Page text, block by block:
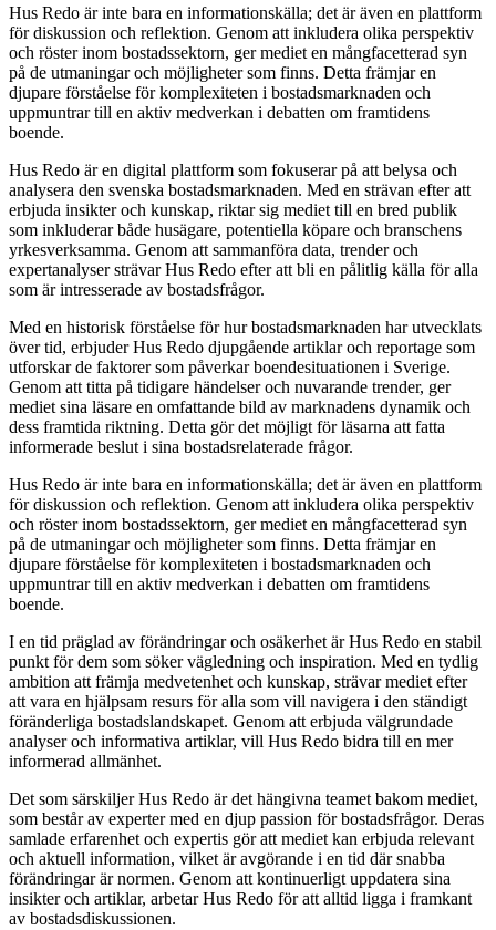
Hus Redo är inte bara en informationskälla; det är även en plattform
för diskussion och reflektion. Genom att inkludera olika perspektiv
och röster inom bostadssektorn, ger mediet en mångfacetterad syn
på de utmaningar och möjligheter som finns. Detta främjar en
djupare förståelse för komplexiteten i bostadsmarknaden och
uppmuntrar till en aktiv medverkan i debatten om framtidens
boende.
Hus Redo är en digital plattform som fokuserar på att belysa och
analysera den svenska bostadsmarknaden. Med en strävan efter att
erbjuda insikter och kunskap, riktar sig mediet till en bred publik
som inkluderar både husägare, potentiella köpare och branschens
yrkesverksamma. Genom att sammanföra data, trender och
expertanalyser strävar Hus Redo efter att bli en pålitlig källa för alla
som är intresserade av bostadsfrågor.
Med en historisk förståelse för hur bostadsmarknaden har utvecklats
över tid, erbjuder Hus Redo djupgående artiklar och reportage som
utforskar de faktorer som påverkar boendesituationen i Sverige.
Genom att titta på tidigare händelser och nuvarande trender, ger
mediet sina läsare en omfattande bild av marknadens dynamik och
dess framtida riktning. Detta gör det möjligt för läsarna att fatta
informerade beslut i sina bostadsrelaterade frågor.
Hus Redo är inte bara en informationskälla; det är även en plattform
för diskussion och reflektion. Genom att inkludera olika perspektiv
och röster inom bostadssektorn, ger mediet en mångfacetterad syn
på de utmaningar och möjligheter som finns. Detta främjar en
djupare förståelse för komplexiteten i bostadsmarknaden och
uppmuntrar till en aktiv medverkan i debatten om framtidens
boende.
I en tid präglad av förändringar och osäkerhet är Hus Redo en stabil
punkt för dem som söker vägledning och inspiration. Med en tydlig
ambition att främja medvetenhet och kunskap, strävar mediet efter
att vara en hjälpsam resurs för alla som vill navigera i den ständigt
föränderliga bostadslandskapet. Genom att erbjuda välgrundade
analyser och informativa artiklar, vill Hus Redo bidra till en mer
informerad allmänhet.
Det som särskiljer Hus Redo är det hängivna teamet bakom mediet,
som består av experter med en djup passion för bostadsfrågor. Deras
samlade erfarenhet och expertis gör att mediet kan erbjuda relevant
och aktuell information, vilket är avgörande i en tid där snabba
förändringar är normen. Genom att kontinuerligt uppdatera sina
insikter och artiklar, arbetar Hus Redo för att alltid ligga i framkant
av bostadsdiskussionen.